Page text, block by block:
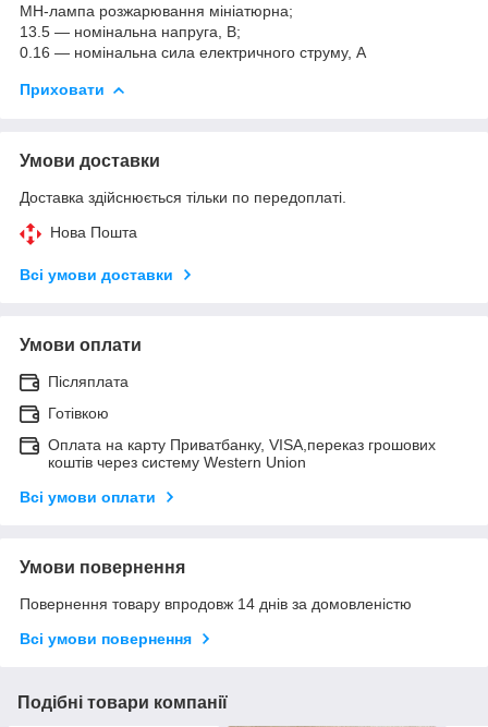
МН-лампа розжарювання мініатюрна;
13.5 — номінальна напруга, В;
0.16 — номінальна сила електричного струму, А
Приховати
Умови доставки
Доставка здійснюється тільки по передоплаті.
Нова Пошта
Всі умови доставки
Умови оплати
Післяплата
Готівкою
Оплата на карту Приватбанку, VISA,переказ грошових
коштів через систему Western Union
Всі умови оплати
Умови повернення
Повернення товару впродовж 14 днів за домовленістю
Всі умови повернення
Подібні товари компанії